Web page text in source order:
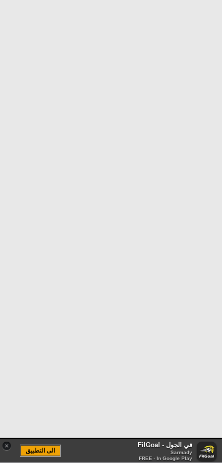
× في الجول - FilGoal
Sarmady
FREE - In Google Play
الى التطبيق